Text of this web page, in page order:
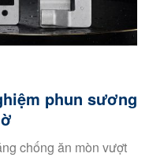
phun sương
chống ăn mòn vượt